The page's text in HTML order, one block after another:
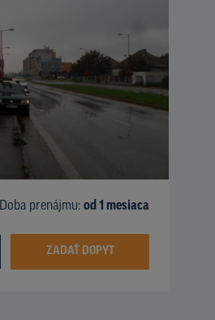
Doba prenájmu: od 1 mesiaca
ZADAŤ DOPYT